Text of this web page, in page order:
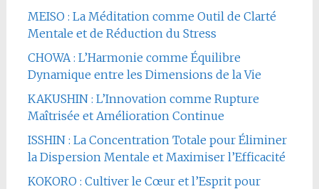
MEISO : La Méditation comme Outil de Clarté
Mentale et de Réduction du Stress
CHOWA : L’Harmonie comme Équilibre
Dynamique entre les Dimensions de la Vie
KAKUSHIN : L’Innovation comme Rupture
Maîtrisée et Amélioration Continue
ISSHIN : La Concentration Totale pour Éliminer
la Dispersion Mentale et Maximiser l’Efficacité
KOKORO : Cultiver le Cœur et l’Esprit pour